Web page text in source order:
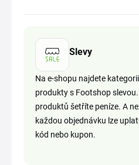
Slevy
Na e-shopu najdete
produkty s Footshop
produktů šetříte peníze. A
každou objednávku lze
kód nebo kupon.